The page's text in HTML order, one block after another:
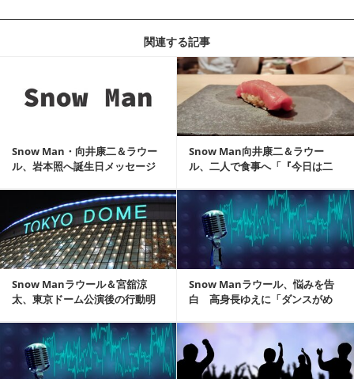
関連する記事
Snow Man・向井康二＆ラウー
ル、岩本照へ誕生日メッセージ
Snow Man向井康二＆ラウー
ル、二人で食事へ「『今日は二
Snow Manラウール＆宮舘涼
太、東京ドーム公演後の行動明
Snow Manラウール、悩みを告
白 高身長ゆえに「ダンスがめ
記事を読む
記事を読む